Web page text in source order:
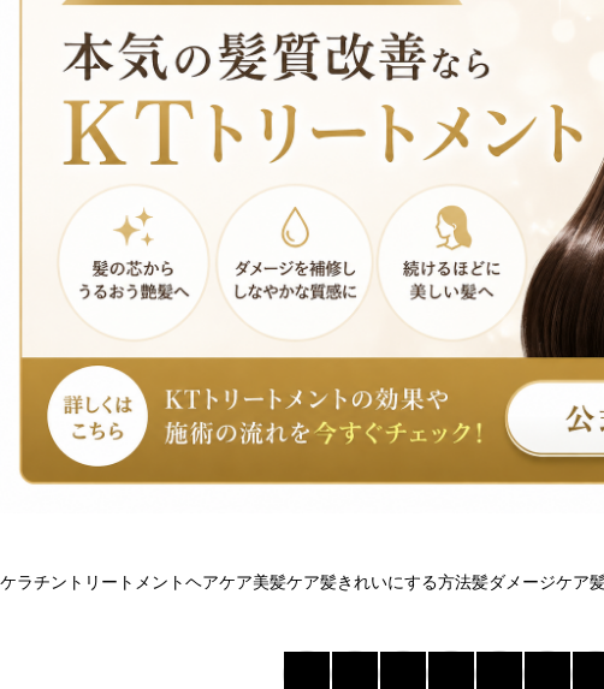
ケラチントリートメントヘアケア美髪ケア髪きれいにする方法髪ダメージケア